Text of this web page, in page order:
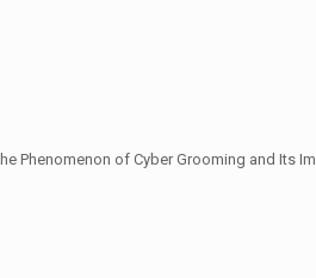
Phenomenon of Cyber Grooming and Its